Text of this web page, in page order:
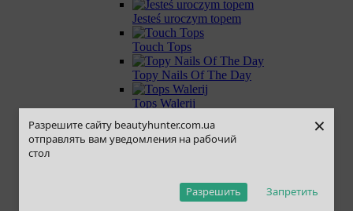
Разрешите сайту beautyhunter.com.ua
отправлять вам уведомления на рабочий
стол
Запретить
Разрешить
×
Jesteś uroczym topem
Touch Tops
Topy Nails Of The Day
Tops Walerij
Tops Biblioteka
Topy SAGA
Topy Kira Nails